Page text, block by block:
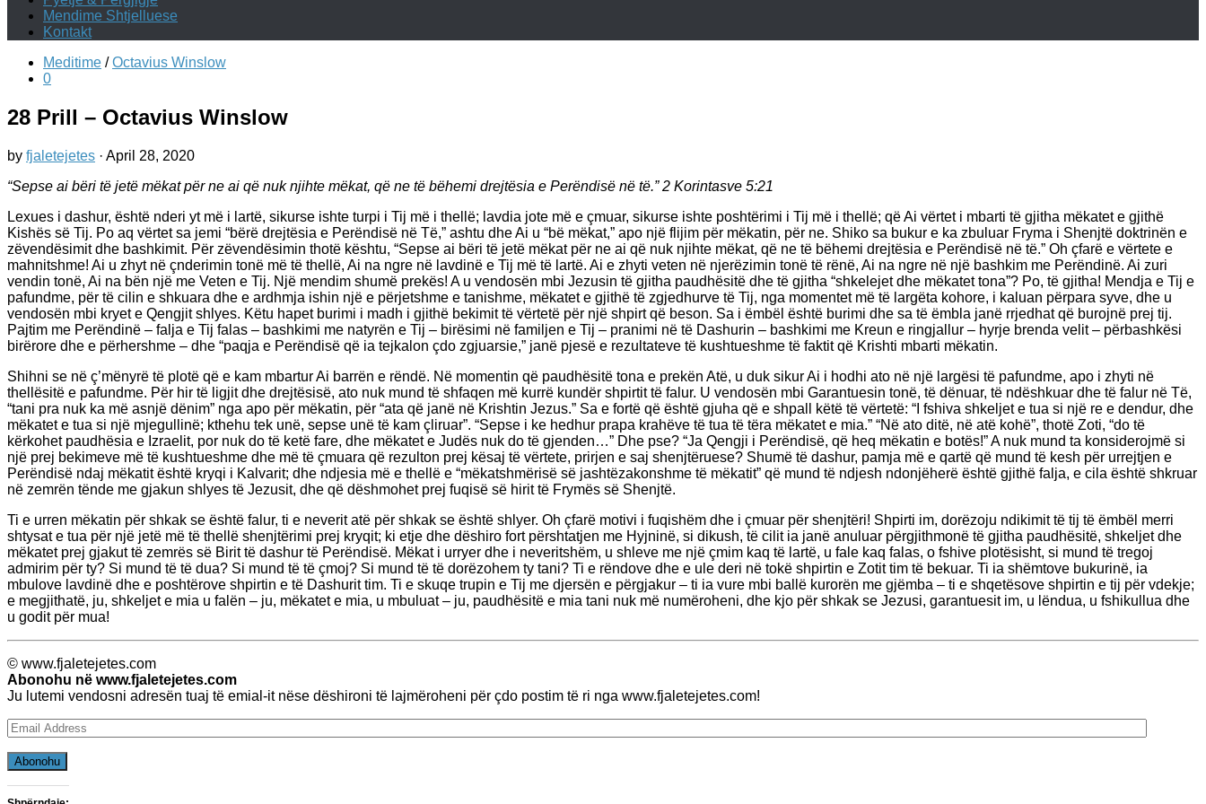
Mendime Shtjelluese
Kontakt
Meditime / Octavius Winslow
0
28 Prill – Octavius Winslow
by fjaletejetes · April 28, 2020
“Sepse ai bëri të jetë mëkat për ne ai që nuk njihte mëkat, që ne të bëhemi drejtësia e Perëndisë në të.” 2 Korintasve 5:21
Lexues i dashur, është nderi yt më i lartë, sikurse ishte turpi i Tij më i thellë; lavdia jote më e çmuar, sikurse ishte poshtërimi i Tij më i thellë; që Ai vërtet i mbarti të gjitha mëkatet e gjithë
Kishës së Tij. Po aq vërtet sa jemi “bërë drejtësia e Perëndisë në Të,” ashtu dhe Ai u “bë mëkat,” apo një flijim për mëkatin, për ne. Shiko sa bukur e ka zbuluar Fryma i Shenjtë doktrinën e
zëvendësimit dhe bashkimit. Për zëvendësimin thotë kështu, “Sepse ai bëri të jetë mëkat për ne ai që nuk njihte mëkat, që ne të bëhemi drejtësia e Perëndisë në të.” Oh çfarë e vërtete e
mahnitshme! Ai u zhyt në çnderimin tonë më të thellë, Ai na ngre në lavdinë e Tij më të lartë. Ai e zhyti veten në njerëzimin tonë të rënë, Ai na ngre në një bashkim me Perëndinë. Ai zuri
vendin tonë, Ai na bën një me Veten e Tij. Një mendim shumë prekës! A u vendosën mbi Jezusin të gjitha paudhësitë dhe të gjitha “shkelejet dhe mëkatet tona”? Po, të gjitha! Mendja e Tij e
pafundme, për të cilin e shkuara dhe e ardhmja ishin një e përjetshme e tanishme, mëkatet e gjithë të zgjedhurve të Tij, nga momentet më të largëta kohore, i kaluan përpara syve, dhe u
vendosën mbi kryet e Qengjit shlyes. Këtu hapet burimi i madh i gjithë bekimit të vërtetë për një shpirt që beson. Sa i ëmbël është burimi dhe sa të ëmbla janë rrjedhat që burojnë prej tij.
Pajtim me Perëndinë – falja e Tij falas – bashkimi me natyrën e Tij – birësimi në familjen e Tij – pranimi në të Dashurin – bashkimi me Kreun e ringjallur – hyrje brenda velit – përbashkësi
birërore dhe e përhershme – dhe “paqja e Perëndisë që ia tejkalon çdo zgjuarsie,” janë pjesë e rezultateve të kushtueshme të faktit që Krishti mbarti mëkatin.
Shihni se në ç’mënyrë të plotë që e kam mbartur Ai barrën e rëndë. Në momentin që paudhësitë tona e prekën Atë, u duk sikur Ai i hodhi ato në një largësi të pafundme, apo i zhyti në
thellësitë e pafundme. Për hir të ligjit dhe drejtësisë, ato nuk mund të shfaqen më kurrë kundër shpirtit të falur. U vendosën mbi Garantuesin tonë, të dënuar, të ndëshkuar dhe të falur në Të,
“tani pra nuk ka më asnjë dënim” nga apo për mëkatin, për “ata që janë në Krishtin Jezus.” Sa e fortë që është gjuha që e shpall këtë të vërtetë: “I fshiva shkeljet e tua si një re e dendur, dhe
mëkatet e tua si një mjegullinë; kthehu tek unë, sepse unë të kam çliruar”. “Sepse i ke hedhur prapa krahëve të tua të tëra mëkatet e mia.” “Në ato ditë, në atë kohë”, thotë Zoti, “do të
kërkohet paudhësia e Izraelit, por nuk do të ketë fare, dhe mëkatet e Judës nuk do të gjenden…” Dhe pse? “Ja Qengji i Perëndisë, që heq mëkatin e botës!” A nuk mund ta konsiderojmë si
një prej bekimeve më të kushtueshme dhe më të çmuara që rezulton prej kësaj të vërtete, prirjen e saj shenjtëruese? Shumë të dashur, pamja më e qartë që mund të kesh për urrejtjen e
Perëndisë ndaj mëkatit është kryqi i Kalvarit; dhe ndjesia më e thellë e “mëkatshmërisë së jashtëzakonshme të mëkatit” që mund të ndjesh ndonjëherë është gjithë falja, e cila është shkruar
në zemrën tënde me gjakun shlyes të Jezusit, dhe që dëshmohet prej fuqisë së hirit të Frymës së Shenjtë.
Ti e urren mëkatin për shkak se është falur, ti e neverit atë për shkak se është shlyer. Oh çfarë motivi i fuqishëm dhe i çmuar për shenjtëri! Shpirti im, dorëzoju ndikimit të tij të ëmbël merri
shtysat e tua për një jetë më të thellë shenjtërimi prej kryqit; ki etje dhe dëshiro fort përshtatjen me Hyjninë, si dikush, të cilit ia janë anuluar përgjithmonë të gjitha paudhësitë, shkeljet dhe
mëkatet prej gjakut të zemrës së Birit të dashur të Perëndisë. Mëkat i urryer dhe i neveritshëm, u shleve me një çmim kaq të lartë, u fale kaq falas, o fshive plotësisht, si mund të tregoj
admirim për ty? Si mund të të dua? Si mund të të çmoj? Si mund të të dorëzohem ty tani? Ti e rëndove dhe e ule deri në tokë shpirtin e Zotit tim të bekuar. Ti ia shëmtove bukurinë, ia
mbulove lavdinë dhe e poshtërove shpirtin e të Dashurit tim. Ti e skuqe trupin e Tij me djersën e përgjakur – ti ia vure mbi ballë kurorën me gjëmba – ti e shqetësove shpirtin e tij për vdekje;
e megjithatë, ju, shkeljet e mia u falën – ju, mëkatet e mia, u mbuluat – ju, paudhësitë e mia tani nuk më numëroheni, dhe kjo për shkak se Jezusi, garantuesit im, u lëndua, u fshikullua dhe
u godit për mua!
© www.fjaletejetes.com
Abonohu në www.fjaletejetes.com
Ju lutemi vendosni adresën tuaj të emial-it nëse dëshironi të lajmëroheni për çdo postim të ri nga www.fjaletejetes.com!
Email
Address
Abonohu